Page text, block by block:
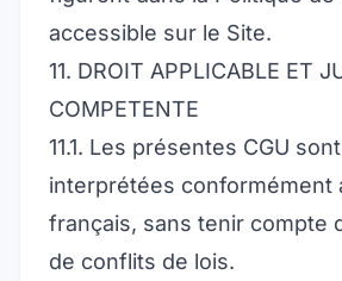
accessible sur le Site.
11. DROIT APPLICABLE ET
COMPETENTE
11.1. Les présentes CGU
interprétées conformément
français, sans tenir compte
de conflits de lois.